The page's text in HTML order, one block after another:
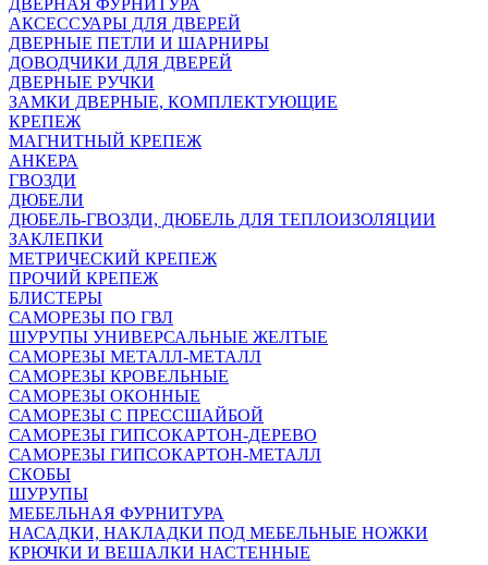
ДВЕРНАЯ ФУРНИТУРА
АКСЕССУАРЫ ДЛЯ ДВЕРЕЙ
ДВЕРНЫЕ ПЕТЛИ И ШАРНИРЫ
ДОВОДЧИКИ ДЛЯ ДВЕРЕЙ
ДВЕРНЫЕ РУЧКИ
ЗАМКИ ДВЕРНЫЕ, КОМПЛЕКТУЮЩИЕ
КРЕПЕЖ
МАГНИТНЫЙ КРЕПЕЖ
АНКЕРА
ГВОЗДИ
ДЮБЕЛИ
ДЮБЕЛЬ-ГВОЗДИ, ДЮБЕЛЬ ДЛЯ ТЕПЛОИЗОЛЯЦИИ
ЗАКЛЕПКИ
МЕТРИЧЕСКИЙ КРЕПЕЖ
ПРОЧИЙ КРЕПЕЖ
БЛИСТЕРЫ
САМОРЕЗЫ ПО ГВЛ
ШУРУПЫ УНИВЕРСАЛЬНЫЕ ЖЕЛТЫЕ
САМОРЕЗЫ МЕТАЛЛ-МЕТАЛЛ
САМОРЕЗЫ КРОВЕЛЬНЫЕ
САМОРЕЗЫ ОКОННЫЕ
САМОРЕЗЫ С ПРЕССШАЙБОЙ
САМОРЕЗЫ ГИПСОКАРТОН-ДЕРЕВО
САМОРЕЗЫ ГИПСОКАРТОН-МЕТАЛЛ
СКОБЫ
ШУРУПЫ
МЕБЕЛЬНАЯ ФУРНИТУРА
НАСАДКИ, НАКЛАДКИ ПОД МЕБЕЛЬНЫЕ НОЖКИ
КРЮЧКИ И ВЕШАЛКИ НАСТЕННЫЕ